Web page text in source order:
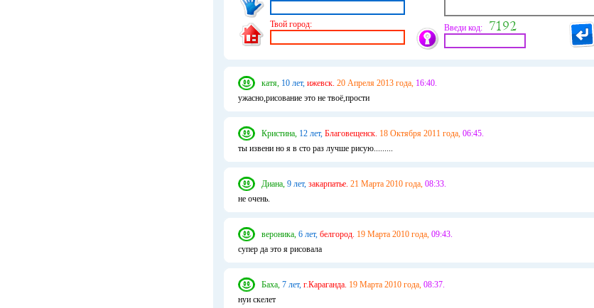
Твой город: Введи код:
катя, 10 лет, ижевск. 20 Апреля 2013 года, 16:40.
ужасно,рисование это не твоё,прости
Кристина, 12 лет, Благовещенск. 18 Октября 2011 года, 06:45.
ты извени но я в сто раз лучше рисую.........
Диана, 9 лет, закарпатье. 21 Марта 2010 года, 08:33.
не очень.
вероника, 6 лет, белгород. 19 Марта 2010 года, 09:43.
супер да это я рисовала
Баха, 7 лет, г.Караганда. 19 Марта 2010 года, 08:37.
нуи скелет